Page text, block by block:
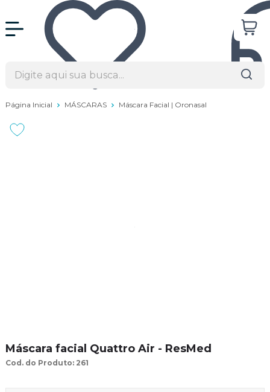
Página Inicial MÁSCARAS Máscara Facial | Oronasal
Máscara facial Quattro Air - ResMed
Cod. do Produto: 261